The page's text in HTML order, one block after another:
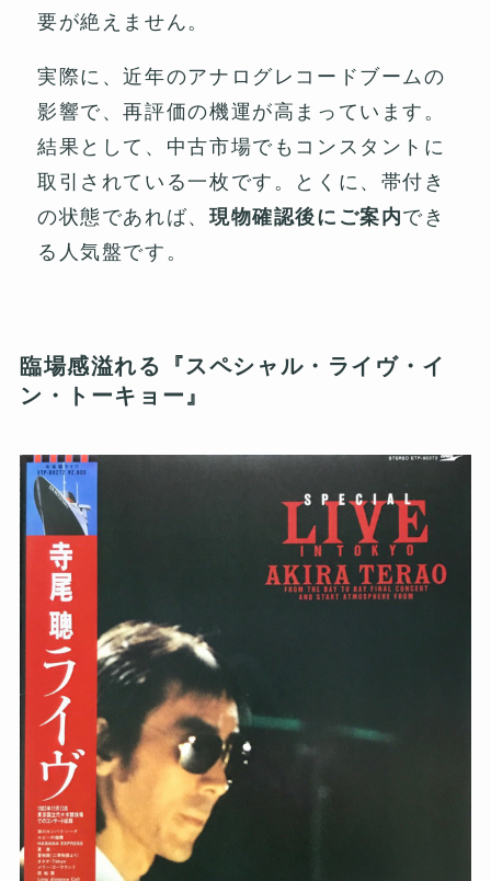
要が絶えません。
実際に、近年のアナログレコードブームの
影響で、再評価の機運が高まっています。
結果として、中古市場でもコンスタントに
取引されている一枚です。とくに、帯付き
の状態であれば、 現物確認後にご案内でき
る人気盤です。
臨場感溢れる『スペシャル・ライヴ・イ
ン・トーキョー』